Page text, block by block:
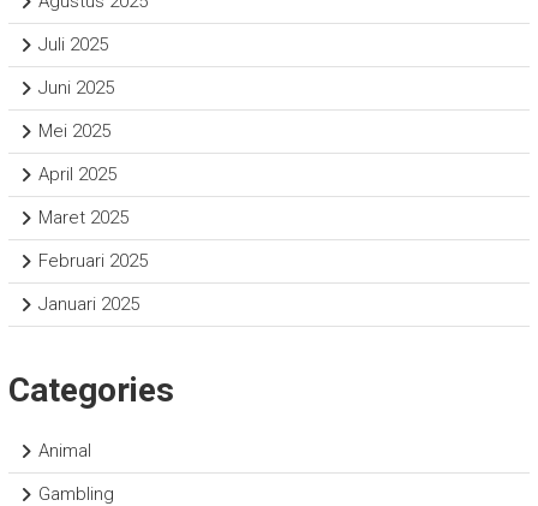
Juli 2025
Juni 2025
Mei 2025
April 2025
Maret 2025
Februari 2025
Januari 2025
Categories
Animal
Gambling